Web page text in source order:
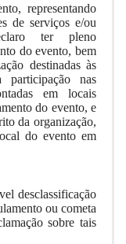
representando
de serviços e/ou
ter pleno
do evento, bem
destinadas às
participação nas
em locais
do evento, e
da organização,
do evento em
desclassificação
ou cometa
sobre tais